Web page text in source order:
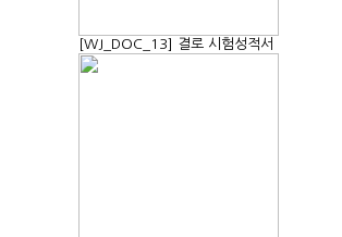
[WJ_DOC_13] 결로 시험성적서